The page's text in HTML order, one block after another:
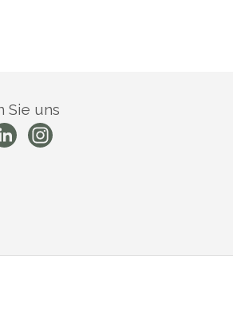
Sie uns